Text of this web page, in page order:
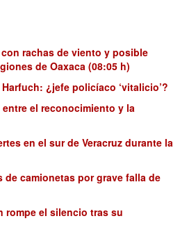
rachas de viento y posible
de Oaxaca (08:05 h)
Harfuch: ¿jefe policíaco ‘vitalicio’?
el reconocimiento y la
en el sur de Veracruz durante la
de camionetas por grave falla de
rompe el silencio tras su